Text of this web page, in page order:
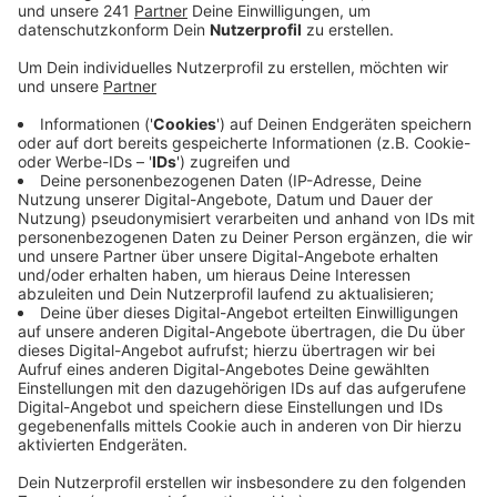
die vom Bund angestrebte oberirdische Lösung
Veröffentlicht:Mittwoch, 20.01.2021 06:12
Anzeige
Die Fraktionen im Stadtrat sind sich einig. Ein Ausbau
von A1 und A3 in Leverkusen darf nur unterirdisch, also
in einer Tunnellösung stattfinden. Um das zu erreichen
wollen die Politiker Bundesverkehrsminister Scheuer
nach Leverkusen einladen, um ihm die Nachteile der
oberirdischen Lösung aufzuzeigen. Gemeinsam soll
dann eine Lösung gefunden werden. Klappt das nicht,
droht der Rat mit härteren Maßnahmen. Geprüft
werden soll eine Klage gegen den Bund. Im Härtefall